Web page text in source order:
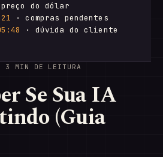
do dólar
· compras pendentes
· dúvida do cliente
3 MIN DE LEITURA
Se Sua IA
(Guia